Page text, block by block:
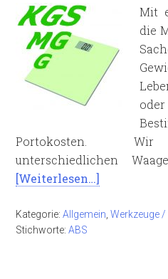
Mit
die
Portokosten.
unterschiedlichen
[Weiterlesen…]
Kategorie:Allgemein ,Werkzeuge
Stichworte:ABS